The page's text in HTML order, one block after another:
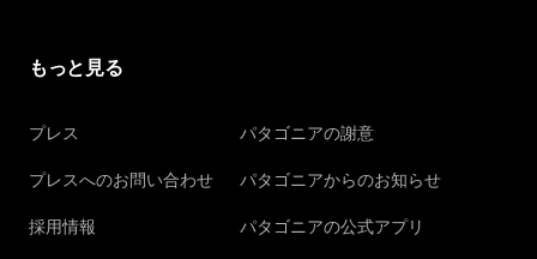
もっと見る
プレス
プレスへのお問い合わせ
採用情報
パタゴニアの謝意
パタゴニアからのお知らせ
パタゴニアの公式アプリ